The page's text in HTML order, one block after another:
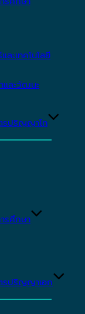
ะเทคโนโลยี
และวัฒนะ
รปริญญาโท
รศึกษา
รปริญญาเอก